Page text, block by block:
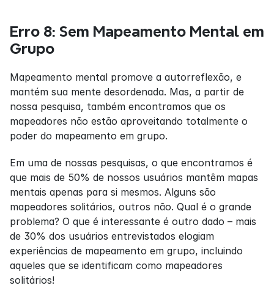
Erro 8: Sem Mapeamento Mental em
Grupo
Mapeamento mental promove a autorreflexão, e
mantém sua mente desordenada. Mas, a partir de
nossa pesquisa, também encontramos que os
mapeadores não estão aproveitando totalmente o
poder do mapeamento em grupo.
Em uma de nossas pesquisas, o que encontramos é
que mais de 50% de nossos usuários mantêm mapas
mentais apenas para si mesmos. Alguns são
mapeadores solitários, outros não. Qual é o grande
problema? O que é interessante é outro dado – mais
de 30% dos usuários entrevistados elogiam
experiências de mapeamento em grupo, incluindo
aqueles que se identificam como mapeadores
solitários!